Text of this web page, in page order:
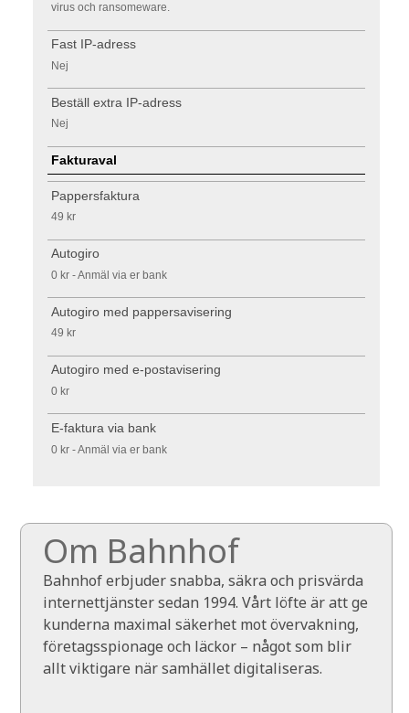
virus och ransomeware.
Fast IP-adress
Nej
Beställ extra IP-adress
Nej
Fakturaval
Pappersfaktura
49 kr
Autogiro
0 kr - Anmäl via er bank
Autogiro med pappersavisering
49 kr
Autogiro med e-postavisering
0 kr
E-faktura via bank
0 kr - Anmäl via er bank
Om Bahnhof
Bahnhof erbjuder snabba, säkra och prisvärda
internettjänster sedan 1994. Vårt löfte är att ge
kunderna maximal säkerhet mot övervakning,
företagsspionage och läckor – något som blir
allt viktigare när samhället digitaliseras.